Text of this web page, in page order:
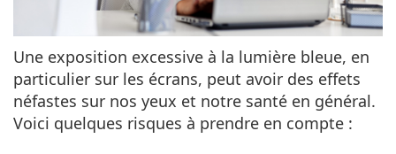
Une exposition excessive à la lumière bleue, en
particulier sur les écrans, peut avoir des effets
néfastes sur nos yeux et notre santé en général.
Voici quelques risques à prendre en compte :